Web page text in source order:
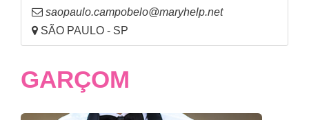
saopaulo.campobelo@maryhelp.net
SÃO PAULO - SP
GARÇOM